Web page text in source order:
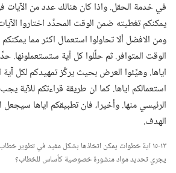
في خدمة الحقل.‏ واذا كان هنالك عدد من الآيات
يمكنكم تغطيته ضمن الوقت المحدَّد اختاروا
ومن الافضل ألا تحاولوا استعمال اكثر مما
الوقت المتوافر.‏ ثم حلِّلوا كل آية ستستعملونها.‏
اياها.‏ وهيِّئوا العرض بحيث يركِّز تمهيدكم لكل
استعمالكم اياها.‏ كما ان طريقة قراءتكم للآية
الرئيسي منها.‏ وأخيرا،‏ فان تطبيقكم اياها
الهدف.‏
١٣-‏١٥ اية خطوات يمكن اتخاذها بشكل مفيد في تطوير
يجري تحديد مواد منشورة خصوصية كأساس للخطاب؟‏